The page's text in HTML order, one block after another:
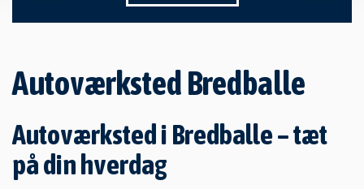
Autoværksted Bredballe
Autoværksted i Bredballe – tæt
på din hverdag